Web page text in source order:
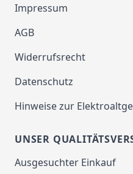
Impressum
AGB
Widerrufsrecht
Datenschutz
Hinweise zur
UNSER
Ausgesuchter Einkauf